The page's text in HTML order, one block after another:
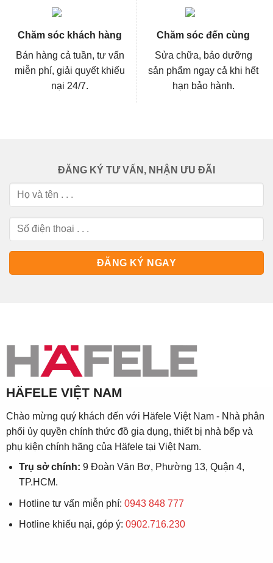
Chăm sóc khách hàng
Bán hàng cả tuần, tư vấn
miễn phí, giải quyết khiếu
nại 24/7.
Chăm sóc đến cùng
Sửa chữa, bảo dưỡng
sản phẩm ngay cả khi hết
hạn bảo hành.
ĐĂNG KÝ TƯ VẤN, NHẬN ƯU ĐÃI
HÄFELE VIỆT NAM
Chào mừng quý khách đến với Häfele Việt Nam - Nhà phân
phối ủy quyền chính thức đồ gia dụng, thiết bị nhà bếp và
phụ kiện chính hãng của Häfele tại Việt Nam.
Trụ sở chính: 9 Đoàn Văn Bơ, Phường 13, Quận 4,
TP.HCM.
Hotline tư vấn miễn phí: 0943 848 777
Hotline khiếu nại, góp ý: 0902.716.230